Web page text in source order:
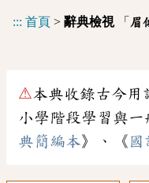
::: 首頁 > 辭典檢視「 眉
⚠本典收錄古今用
小學階段學習與
典簡編本》、《 國